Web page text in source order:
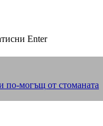
Enter
по-могъщ от стоманата